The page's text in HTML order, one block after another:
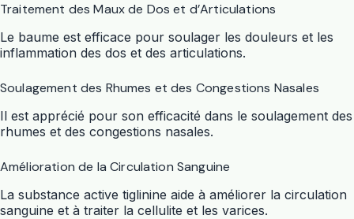
Traitement des Maux de Dos et d’Articulations
Le baume est efficace pour soulager les douleurs et les
inflammation des dos et des articulations.
Soulagement des Rhumes et des Congestions Nasales
Il est apprécié pour son efficacité dans le soulagement des
rhumes et des congestions nasales.
Amélioration de la Circulation Sanguine
La substance active tiglinine aide à améliorer la circulation
sanguine et à traiter la cellulite et les varices.